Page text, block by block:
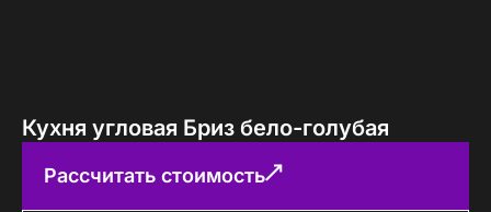
Кухня угловая Бриз бело-голубая
Рассчитать стоимость